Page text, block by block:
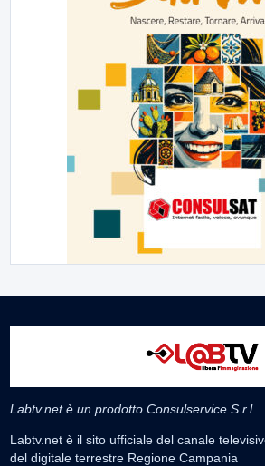
Labtv.net è un prodotto Consulservice S.r.l.
Labtv.net è il sito ufficiale del canale
del digitale terrestre Regione Campania